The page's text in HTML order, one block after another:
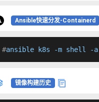
Ansible快速分发-Containerd
#ansible k8s -m shell -a
镜像构建历史